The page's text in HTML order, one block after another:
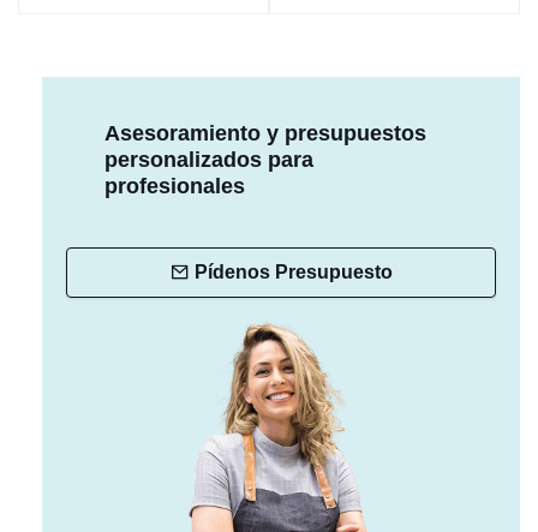
Asesoramiento y presupuestos
personalizados para
profesionales
Pídenos Presupuesto